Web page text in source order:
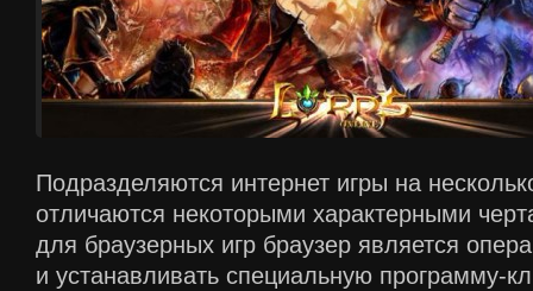
Подразделяются интернет игры на
отличаются некоторыми характерными
для браузерных игр браузер является
и устанавливать специальную программу-